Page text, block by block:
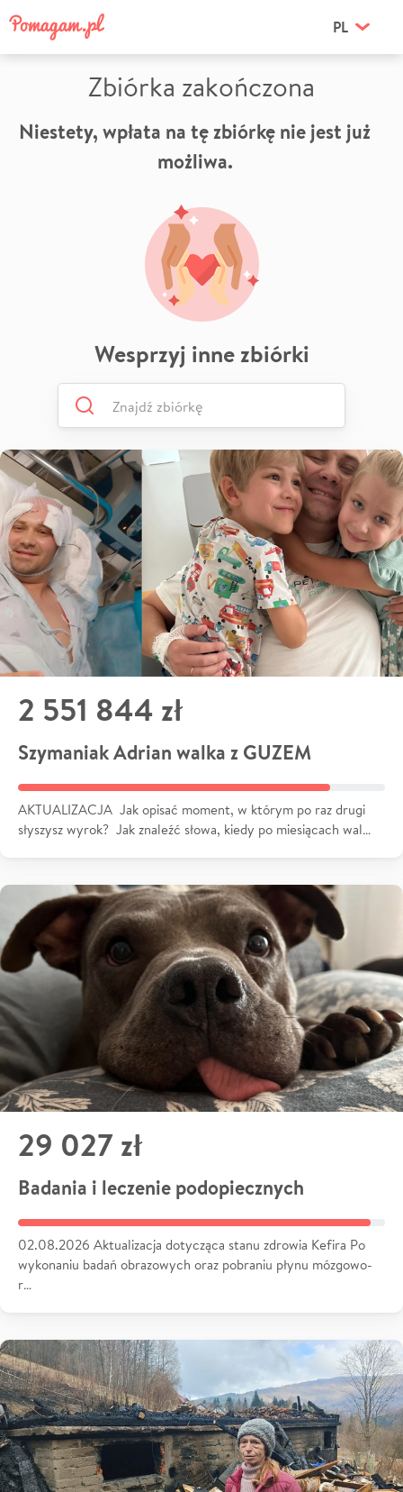
PL
Zbiórka zakończona
Niestety, wpłata na tę zbiórkę nie jest już
możliwa.
Wesprzyj inne zbiórki
2 551 844 zł
Szymaniak Adrian walka z GUZEM
AKTUALIZACJA Jak opisać moment, w którym po raz drugi
słyszysz wyrok? Jak znaleźć słowa, kiedy po miesiącach wal…
29 027 zł
Badania i leczenie podopiecznych
02.08.2026 Aktualizacja dotycząca stanu zdrowia Kefira Po
wykonaniu badań obrazowych oraz pobraniu płynu mózgowo-
r…